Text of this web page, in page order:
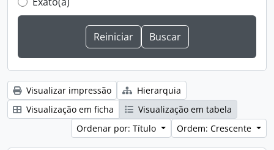
Visualizar impressão
Hierarquia
Visualização em ficha
Visualização em tabela
Ordenar por: Título
Ordem: Crescente